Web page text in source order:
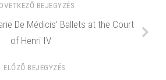
BEJEGYZÉS
De Médicis’ Ballets at the Court
of Henri IV
ELŐZŐ BEJEGYZÉS